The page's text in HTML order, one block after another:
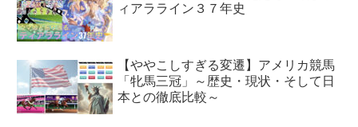
ィアラライン３７年史
【ややこしすぎる変遷】アメリカ競馬
「牝馬三冠」～歴史・現状・そして日
本との徹底比較～